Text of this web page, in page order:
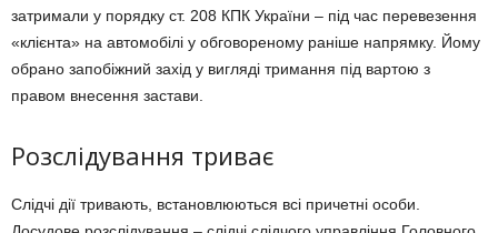
затримали у порядку ст. 208 КПК України – під час перевезення
«клієнта» на автомобілі у обговореному раніше напрямку. Йому
обрано запобіжний захід у вигляді тримання під вартою з
правом внесення застави.
Розслідування триває
Слідчі дії тривають, встановлюються всі причетні особи.